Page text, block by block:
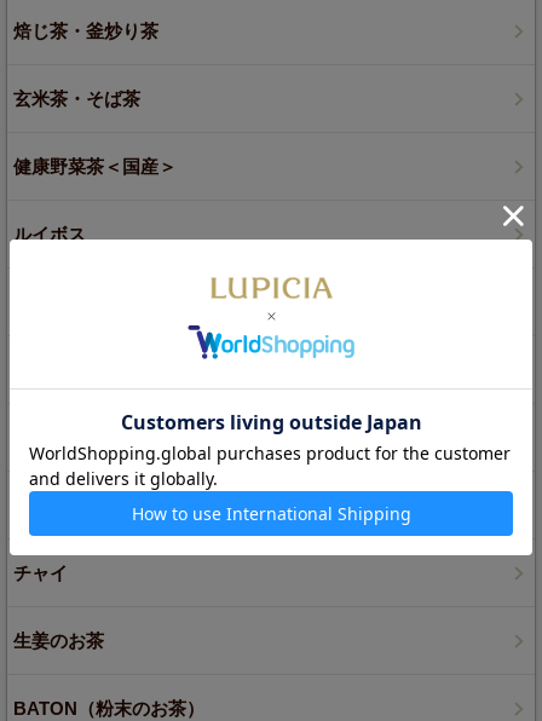
焙じ茶・釜炒り茶
玄米茶・そば茶
健康野菜茶＜国産＞
ルイボス
プーアル茶（黒茶）
チャイ
生姜のお茶
BATON（粉末のお茶）